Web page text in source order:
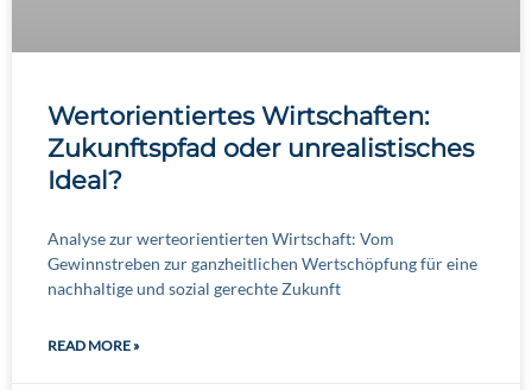
Wertorientiertes Wirtschaften:
Zukunftspfad oder unrealistisches
Ideal?
Analyse zur werteorientierten Wirtschaft: Vom
Gewinnstreben zur ganzheitlichen Wertschöpfung für eine
nachhaltige und sozial gerechte Zukunft
READ MORE »